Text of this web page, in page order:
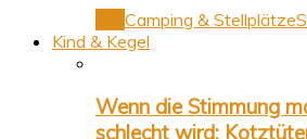
Camping & Stellplätze
Kind & Kegel
Wenn die Stimmung
schlecht wird: